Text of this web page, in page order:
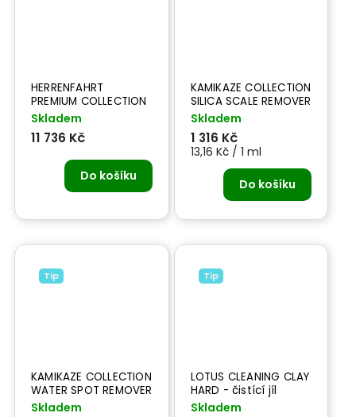
HERRENFAHRT
PREMIUM COLLECTION
- péče o lak
Skladem
11 736 Kč
Do košíku
KAMIKAZE COLLECTION
SILICA SCALE REMOVER
- 100 ml odstraňovač
skvrn od tvrdé vody
Skladem
1 316 Kč
13,16 Kč / 1 ml
Do košíku
Tip
KAMIKAZE COLLECTION
WATER SPOT REMOVER
1.1 -300 ml
Skladem
Tip
LOTUS CLEANING CLAY
HARD - čistící jíl
Skladem